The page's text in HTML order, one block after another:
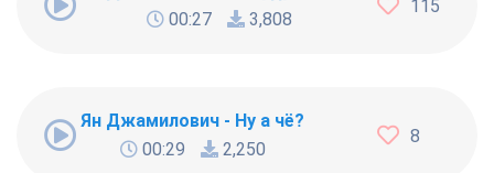
00:27
3,808
115
Ян Джамилович - Ну а чё?
00:29
2,250
8